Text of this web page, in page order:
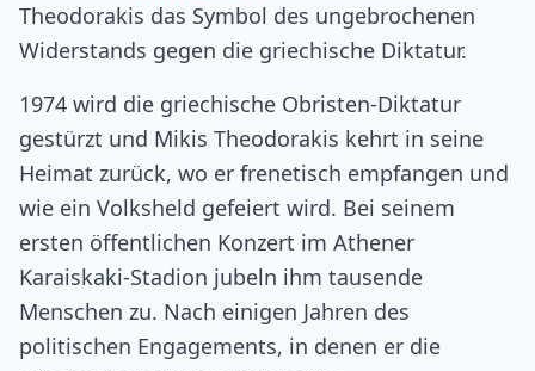
Theodorakis das Symbol des ungebrochenen
Widerstands gegen die griechische Diktatur.
1974 wird die griechische Obristen-Diktatur
gestürzt und Mikis Theodorakis kehrt in seine
Heimat zurück, wo er frenetisch empfangen und
wie ein Volksheld gefeiert wird. Bei seinem
ersten öffentlichen Konzert im Athener
Karaiskaki-Stadion jubeln ihm tausende
Menschen zu. Nach einigen Jahren des
politischen Engagements, in denen er die